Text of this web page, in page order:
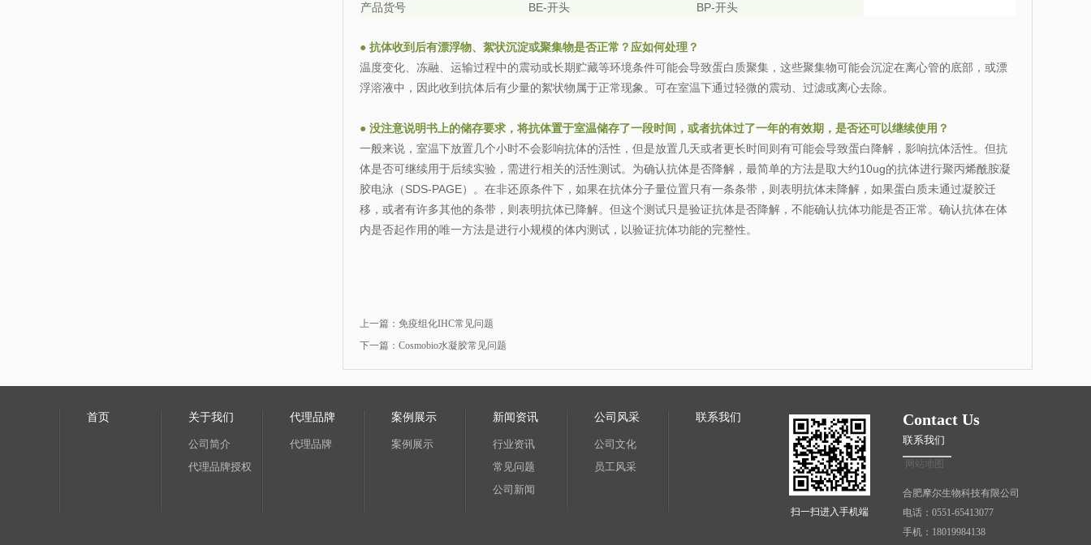
产品货号 BE-开头 BP-开头
● 抗体收到后有漂浮物、絮状沉淀或聚集物是否正常？应如何处理？
温度变化、冻融、运输过程中的震动或长期贮藏等环境条件可能会导致蛋白质聚集，这些聚集物可能会沉淀在离心管的底部，或漂
浮溶液中，因此收到抗体后有少量的絮状物属于正常现象。可在室温下通过轻微的震动、过滤或离心去除。
● 没注意说明书上的储存要求，将抗体置于室温储存了一段时间，或者抗体过了一年的有效期，是否还可以继续使用？
一般来说，室温下放置几个小时不会影响抗体的活性，但是放置几天或者更长时间则有可能会导致蛋白降解，影响抗体活性。但抗
体是否可继续用于后续实验，需进行相关的活性测试。为确认抗体是否降解，最简单的方法是取大约10ug的抗体进行聚丙烯酰胺凝
胶电泳（SDS-PAGE）。在非还原条件下，如果在抗体分子量位置只有一条条带，则表明抗体未降解，如果蛋白质未通过凝胶迁
移，或者有许多其他的条带，则表明抗体已降解。但这个测试只是验证抗体是否降解，不能确认抗体功能是否正常。确认抗体在体
内是否起作用的唯一方法是进行小规模的体内测试，以验证抗体功能的完整性。
上一篇： 免疫组化IHC常见问题
下一篇： Cosmobio水凝胶常见问题
首页 关于我们
公司简介
代理品牌授权
代理品牌
代理品牌
案例展示
案例展示
新闻资讯
行业资讯
常见问题
公司新闻
公司风采
公司文化
员工风采
联系我们
扫一扫进入手机端
Contact Us
联系我们
网站地图
合肥摩尔生物科技有限公司
电话：0551-65413077
手机：18019984138